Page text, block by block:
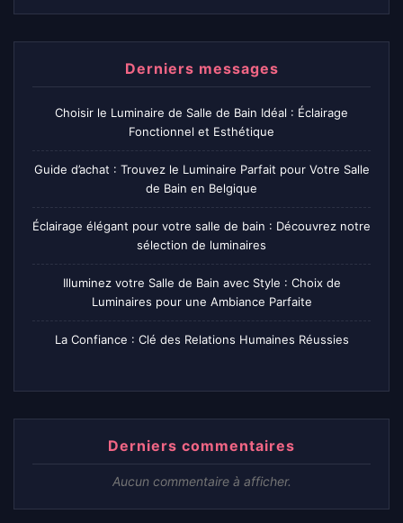
Derniers messages
Choisir le Luminaire de Salle de Bain Idéal : Éclairage
Fonctionnel et Esthétique
Guide d’achat : Trouvez le Luminaire Parfait pour Votre Salle
de Bain en Belgique
Éclairage élégant pour votre salle de bain : Découvrez notre
sélection de luminaires
Illuminez votre Salle de Bain avec Style : Choix de
Luminaires pour une Ambiance Parfaite
La Confiance : Clé des Relations Humaines Réussies
Derniers commentaires
Aucun commentaire à afficher.